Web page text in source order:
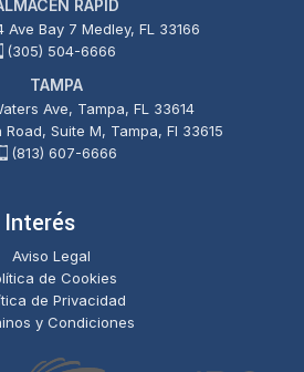
RAPID
Ave Bay 7 Medley, FL 33166
(305) 504-6666
TAMPA
Ave, Tampa, FL 33614
Suite M, Tampa, Fl 33615
(813) 607-6666
Aviso Legal
de Cookies
de Privacidad
y Condiciones